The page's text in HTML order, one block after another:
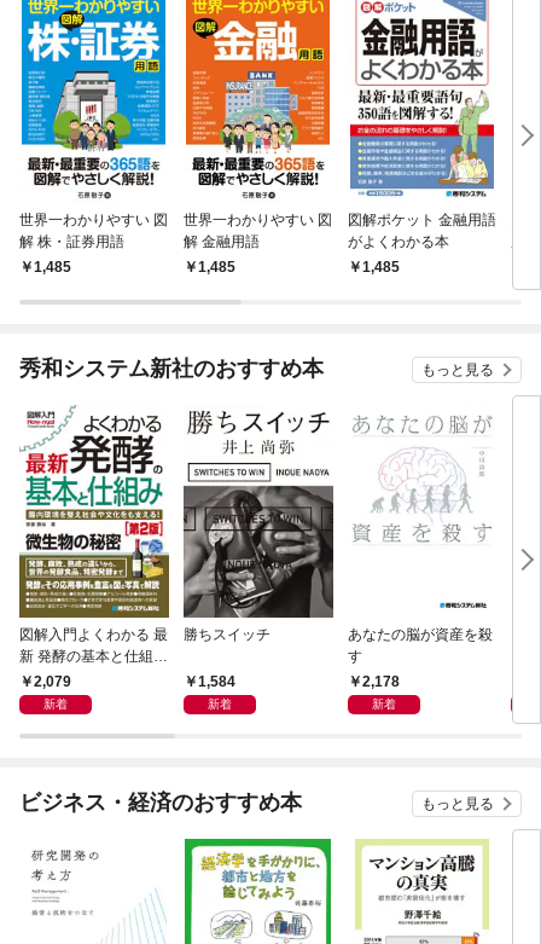
世界一わかりやすい 図
解 株・証券用語
1,485
世界一わかりやすい 図
解 金融用語
1,485
図解ポケット 金融用語
がよくわかる本
1,485
秀和システム新社のおすすめ本 もっと見る
図解入門よくわかる 最
新 発酵の基本と仕組み
［第2版］
2,079
新着
勝ちスイッチ
1,584
新着
あなたの脳が資産を殺
す
2,178
新着
ビジネス・経済のおすすめ本 もっと見る